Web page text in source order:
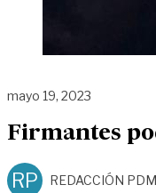
mayo 19, 2023
Firmantes
RP REDACCIÓN PDM